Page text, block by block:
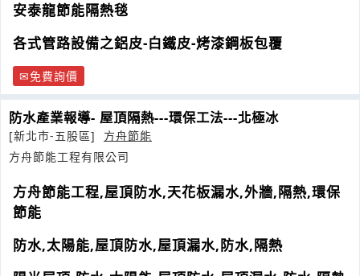
安泰龍節能隔熱毯
各式管路設備之鋁皮-白鐵皮-烤漆鋼板包覆
免費詢價
防水產業報導- 屋頂隔熱---環保工法---北極冰
[新北市-五股區]
方舟節能
方舟節能工程有限公司
方舟節能工程,屋頂防水,天花板漏水,外牆,隔熱,環保
節能
防水,太陽能,屋頂防水,屋頂漏水,防水,隔熱